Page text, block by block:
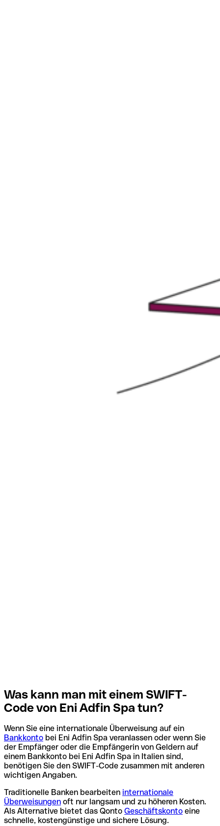
Was kann man mit einem SWIFT-
Code von Eni Adfin Spa tun?
Wenn Sie eine internationale Überweisung auf ein
Bankkonto bei Eni Adfin Spa veranlassen oder wenn Sie
der Empfänger oder die Empfängerin von Geldern auf
einem Bankkonto bei Eni Adfin Spa in Italien sind,
benötigen Sie den SWIFT-Code zusammen mit anderen
wichtigen Angaben.
Traditionelle Banken bearbeiten internationale
Überweisungen oft nur langsam und zu höheren Kosten.
Als Alternative bietet das Qonto Geschäftskonto eine
schnelle, kostengünstige und sichere Lösung.